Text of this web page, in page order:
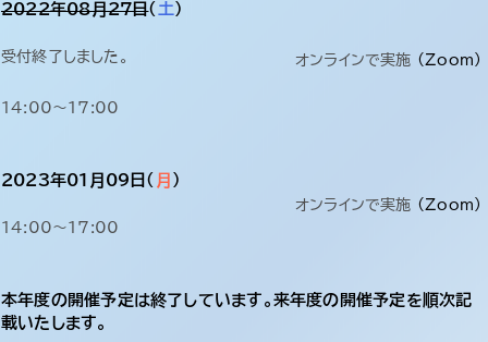
2022年08月27日（ 土）
受付終了しました。
14:00～17:00
オンラインで実施 (Zoom)
2023年01月09日（ 月 ）
14:00～17:00
オンラインで実施 (Zoom)
本年度の開催予定は終了しています。来年度の開催予定を順次記
載いたします。